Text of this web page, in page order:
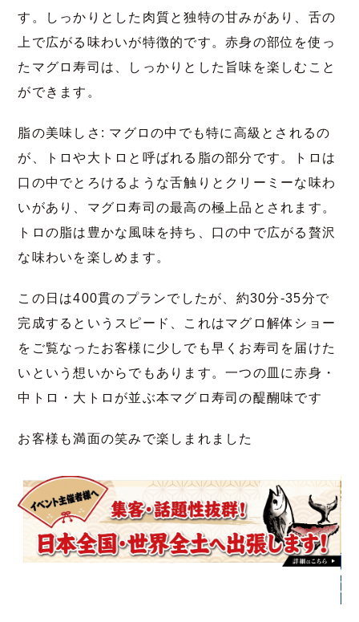
す。しっかりとした肉質と独特の甘みがあり、舌の
上で広がる味わいが特徴的です。赤身の部位を使っ
たマグロ寿司は、しっかりとした旨味を楽しむこと
ができます。
脂の美味しさ: マグロの中でも特に高級とされるの
が、トロや大トロと呼ばれる脂の部分です。トロは
口の中でとろけるような舌触りとクリーミーな味わ
いがあり、マグロ寿司の最高の極上品とされます。
トロの脂は豊かな風味を持ち、口の中で広がる贅沢
な味わいを楽しめます。
この日は400貫のプランでしたが、約30分-35分で
完成するというスピード、これはマグロ解体ショー
をご覧なったお客様に少しでも早くお寿司を届けた
いという想いからでもあります。一つの皿に赤身・
中トロ・大トロが並ぶ本マグロ寿司の醍醐味です
お客様も満面の笑みで楽しまれました